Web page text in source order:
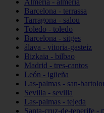
Almería - almería
Barcelona - terrassa
Tarragona - salou
Toledo - toledo
Barcelona - sitges
álava - vitoria-gasteiz
Bizkaia - bilbao
Madrid - tres-cantos
León - igüeña
Las-palmas - san-
Sevilla - sevilla
Las-palmas - tejeda
Santa-cruz-de-tenerife -